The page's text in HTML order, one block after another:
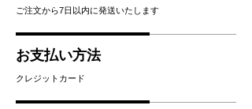
ご注文から7日以内に発送いたします
お支払い方法
クレジットカード